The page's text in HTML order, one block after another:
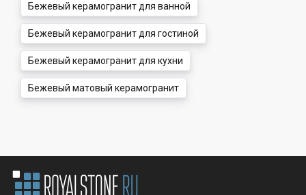
Бежевый керамогранит для ванной
Бежевый керамогранит для гостиной
Бежевый керамогранит для кухни
Бежевый матовый керамогранит